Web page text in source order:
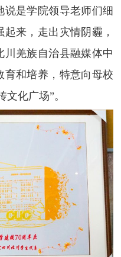
说是学院领导老师们细
来，走出灾情阴霾，
川羌族自治县融媒体中
育和培养，特意向母校
化广场”。